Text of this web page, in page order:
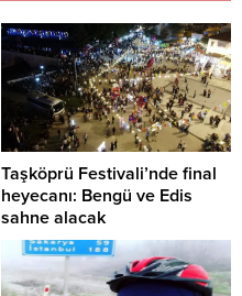
Taşköprü Festivali’nde final
heyecanı: Bengü ve Edis
sahne alacak